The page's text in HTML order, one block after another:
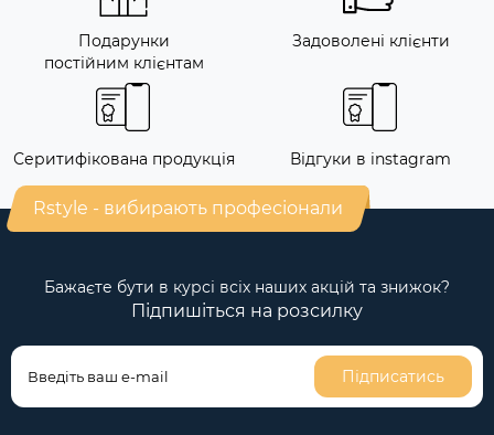
Подарунки
постійним клієнтам
Задоволені клієнти
Серитифікована продукція Відгуки в instagram
Rstyle - вибирають професіонали
Бажаєте бути в курсі всіх наших акцій та знижок?
Підпишіться на розсилку
Підписатись